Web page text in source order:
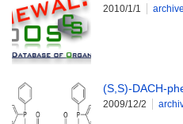
2010/1/1
(S,S)-DACH-
2009/12/2